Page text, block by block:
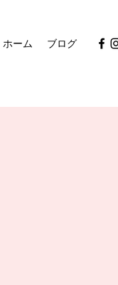
ホーム ブログ